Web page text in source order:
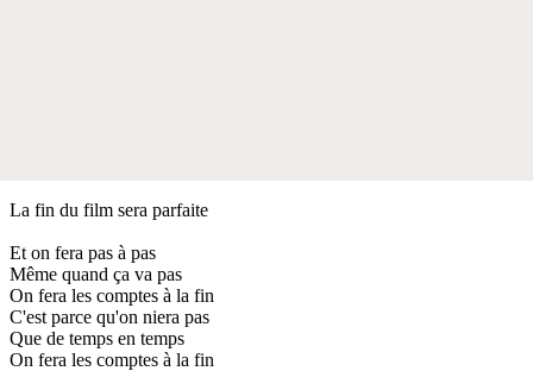
La fin du film sera parfaite
Et on fera pas à pas
Même quand ça va pas
On fera les comptes à la fin
C'est parce qu'on niera pas
Que de temps en temps
On fera les comptes à la fin